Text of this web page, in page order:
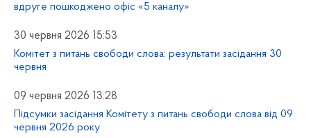
вдруге пошкоджено офіс «5 каналу»
30 червня 2026 15:53
Комітет з питань свободи слова: результати засідання 30
червня
09 червня 2026 13:28
Підсумки засідання Комітету з питань свободи слова від 09
червня 2026 року